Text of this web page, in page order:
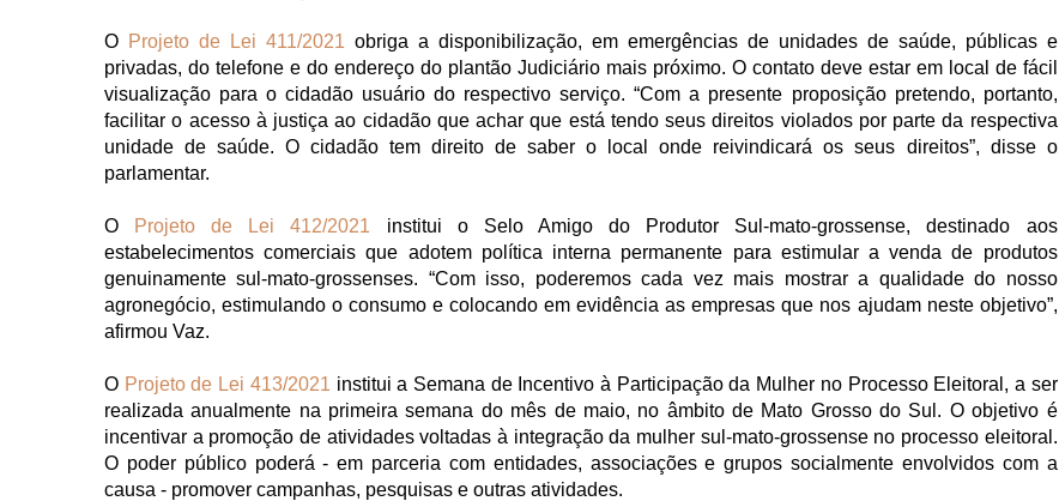
O Projeto de Lei 411/2021 obriga a disponibilização, em emergências de unidades de saúde, públicas e
privadas, do telefone e do endereço do plantão Judiciário mais próximo. O contato deve estar em local de fácil
visualização para o cidadão usuário do respectivo serviço. “Com a presente proposição pretendo, portanto,
facilitar o acesso à justiça ao cidadão que achar que está tendo seus direitos violados por parte da respectiva
unidade de saúde. O cidadão tem direito de saber o local onde reivindicará os seus direitos”, disse o
parlamentar.
O Projeto de Lei 412/2021 institui o Selo Amigo do Produtor Sul-mato-grossense, destinado aos
estabelecimentos comerciais que adotem política interna permanente para estimular a venda de produtos
genuinamente sul-mato-grossenses. “Com isso, poderemos cada vez mais mostrar a qualidade do nosso
agronegócio, estimulando o consumo e colocando em evidência as empresas que nos ajudam neste objetivo”,
afirmou Vaz.
O Projeto de Lei 413/2021 institui a Semana de Incentivo à Participação da Mulher no Processo Eleitoral, a ser
realizada anualmente na primeira semana do mês de maio, no âmbito de Mato Grosso do Sul. O objetivo é
incentivar a promoção de atividades voltadas à integração da mulher sul-mato-grossense no processo eleitoral.
O poder público poderá - em parceria com entidades, associações e grupos socialmente envolvidos com a
causa - promover campanhas, pesquisas e outras atividades.